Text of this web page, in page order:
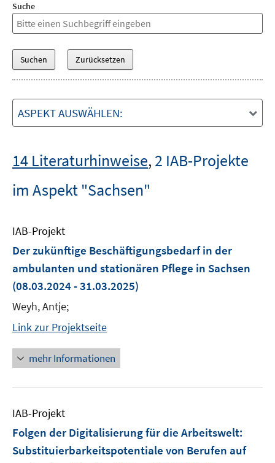
Suche
ASPEKT AUSWÄHLEN:
14 Literaturhinweise,2 IAB-Projekte
im Aspekt "Sachsen"
IAB-Projekt
Der zukünftige Beschäftigungsbedarf in der
ambulanten und stationären Pflege in Sachsen
(08.03.2024 - 31.03.2025)
Weyh, Antje;
Link zur Projektseite
mehr Informationen
IAB-Projekt
Folgen der Digitalisierung für die Arbeitswelt:
Substituierbarkeitspotentiale von Berufen auf